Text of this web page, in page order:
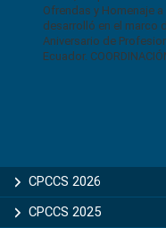
Ofrendas y Homenaje
desarrolló en el marco
Aniversario de
Ecuador.
CPCCS 2026
CPCCS 2025